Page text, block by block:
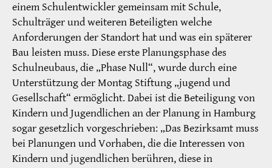
einem Schulentwickler gemeinsam mit Schule,
Schulträger und weiteren Beteiligten welche
Anforderungen der Standort hat und was ein späterer
Bau leisten muss. Diese erste Planungsphase des
Schulneubaus, die „Phase Null“, wurde durch eine
Unterstützung der Montag Stiftung „jugend und
Gesellschaft“ ermöglicht. Dabei ist die Beteiligung von
Kindern und Jugendlichen an der Planung in Hamburg
sogar gesetzlich vorgeschrieben: „Das Bezirksamt muss
bei Planungen und Vorhaben, die die Interessen von
Kindern und jugendlichen berühren, diese in